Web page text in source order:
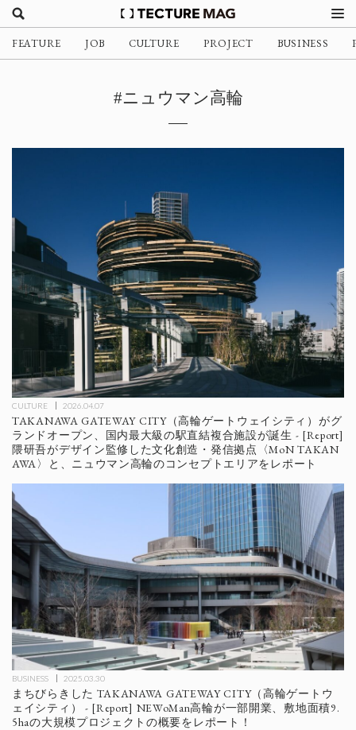
FEATURE JOB CULTURE PROJECT BUSINESS
#ニュウマン高輪
CULTURE 2026.04.07
TAKANAWA GATEWAY CITY（高輪ゲートウェイシティ）がグ
ランドオープン、国内最大級の駅直結複合施設が誕生 - [Report]
隈研吾がデザイン監修した文化創造・発信拠点〈MoN TAKAN
AWA〉と、ニュウマン高輪のコンセプトエリアをレポート
BUSINESS 2025.03.30
まちびらきした TAKANAWA GATEWAY CITY（高輪ゲートウ
ェイシティ） - [Report] NEWoMan高輪が一部開業、敷地面積9.
5haの大規模プロジェクトの概要をレポート！